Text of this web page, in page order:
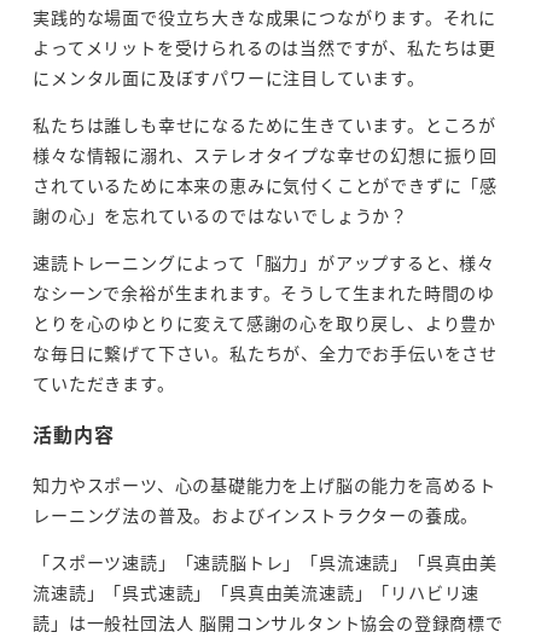
実践的な場面で役立ち大きな成果につながります。それに
よってメリットを受けられるのは当然ですが、私たちは更
にメンタル面に及ぼすパワーに注目しています。
私たちは誰しも幸せになるために生きています。ところが
様々な情報に溺れ、ステレオタイプな幸せの幻想に振り回
されているために本来の恵みに気付くことができずに「感
謝の心」を忘れているのではないでしょうか？
速読トレーニングによって「脳力」がアップすると、様々
なシーンで余裕が生まれます。そうして生まれた時間のゆ
とりを心のゆとりに変えて感謝の心を取り戻し、より豊か
な毎日に繋げて下さい。私たちが、全力でお手伝いをさせ
ていただきます。
活動内容
知力やスポーツ、心の基礎能力を上げ脳の能力を高めるト
レーニング法の普及。およびインストラクターの養成。
「スポーツ速読」「速読脳トレ」「呉流速読」「呉真由美
流速読」「呉式速読」「呉真由美流速読」「リハビリ速
読」は一般社団法人 脳開コンサルタント協会の登録商標で